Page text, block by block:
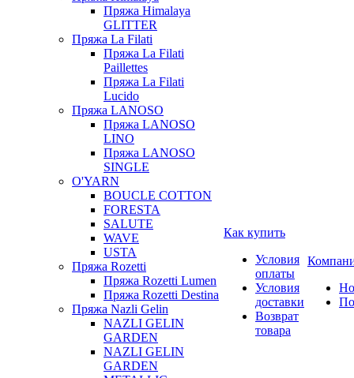
Пряжа Himalaya
GLITTER
Пряжа La Filati
Пряжа La Filati
Paillettes
Пряжа La Filati
Lucido
Пряжа LANOSO
Пряжа LANOSO
LINO
Пряжа LANOSO
SINGLE
O'YARN
BOUCLE COTTON
FORESTA
SALUTE
WAVE
USTA
Пряжа Rozetti
Пряжа Rozetti Lumen
Пряжа Rozetti Destina
Пряжа Nazli Gelin
NAZLI GELIN
GARDEN
NAZLI GELIN
GARDEN
Как купить
Условия
оплаты
Условия
доставки
Возврат
товара